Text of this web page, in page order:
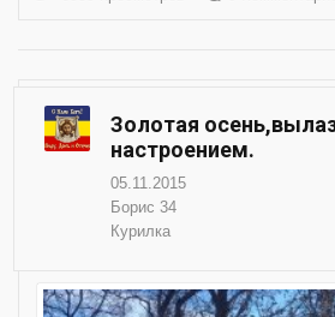
Золотая
настроением.
05.11.2015
Борис 34
Курилка